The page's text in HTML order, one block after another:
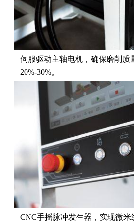
伺服驱动主轴电机，确保磨削质
20%-30%。
CNC手摇脉冲发生器，实现微米